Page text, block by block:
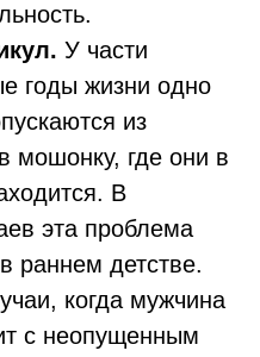
У части
годы жизни одно
из
мошонку, где они в
В
эта проблема
раннем детстве.
когда мужчина
с неопущенным